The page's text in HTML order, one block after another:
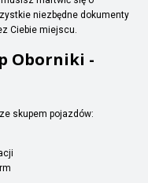
niezbędne dokumenty
Ciebie miejscu.
Oborniki -
skupem pojazdów: